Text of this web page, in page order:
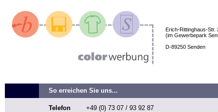
Erich-Rittinghaus-Str.
(im Gewerbepark
D-89250 Senden
So erreichen Sie uns...
Telefon
+49 (0) 73 07 / 93 92 87